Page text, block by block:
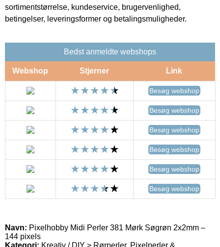
sortimentstørrelse, kundeservice, brugervenlighed,
betingelser, leveringsformer og betalingsmuligheder.
Bedst anmeldte webshops
Webshop Stjerner Link
Besøg webshop
Besøg webshop
Besøg webshop
Besøg webshop
Besøg webshop
Besøg webshop
Navn: Pixelhobby Midi Perler 381 Mørk Søgrøn 2x2mm –
144 pixels
Kategori: Kreativ / DIY > Rørperler, Pixelperler &